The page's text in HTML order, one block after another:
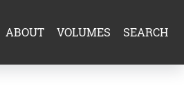
ABOUT VOLUMES SEARCH